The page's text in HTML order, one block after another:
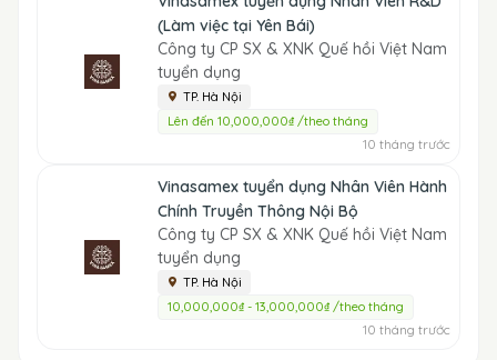
(Làm việc tại Yên Bái)
Công ty CP SX & XNK Quế hồi Việt Nam
tuyển dụng
TP. Hà Nội
Lên đến 10,000,000₫ /theo tháng
10 tháng trước
Vinasamex tuyển dụng Nhân Viên Hành
Chính Truyền Thông Nội Bộ
Công ty CP SX & XNK Quế hồi Việt Nam
tuyển dụng
TP. Hà Nội
10,000,000₫ - 13,000,000₫ /theo tháng
10 tháng trước